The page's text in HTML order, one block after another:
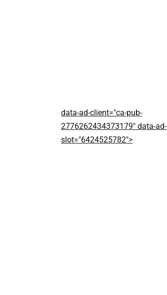
data-ad-client="ca-pub-
2776262434373179" data-ad-
slot="6424525782">